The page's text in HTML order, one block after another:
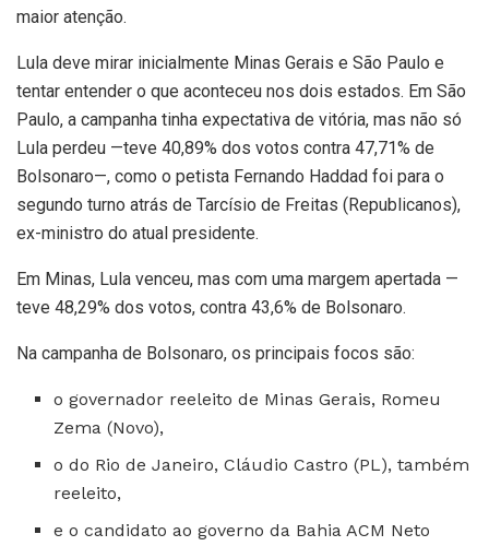
maior atenção.
Lula deve mirar inicialmente Minas Gerais e São Paulo e
tentar entender o que aconteceu nos dois estados. Em São
Paulo, a campanha tinha expectativa de vitória, mas não só
Lula perdeu —teve 40,89% dos votos contra 47,71% de
Bolsonaro—, como o petista Fernando Haddad foi para o
segundo turno atrás de Tarcísio de Freitas (Republicanos),
ex-ministro do atual presidente.
Em Minas, Lula venceu, mas com uma margem apertada —
teve 48,29% dos votos, contra 43,6% de Bolsonaro.
Na campanha de Bolsonaro, os principais focos são:
o governador reeleito de Minas Gerais, Romeu
Zema (Novo),
o do Rio de Janeiro, Cláudio Castro (PL), também
reeleito,
e o candidato ao governo da Bahia ACM Neto